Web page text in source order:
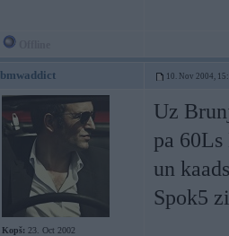
bmwaddict 10. Nov 2004,
Kopš: 23. Oct 2002
Uz
pa
un
Spok5